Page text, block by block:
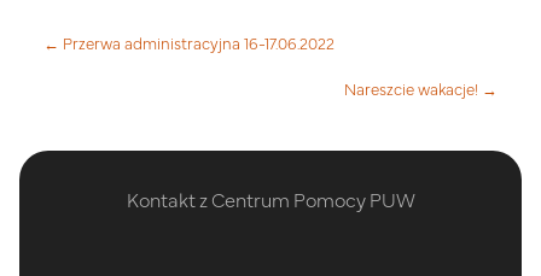
← Przerwa administracyjna 16-17.06.2022
Nareszcie wakacje! →
Kontakt z Centrum Pomocy PUW